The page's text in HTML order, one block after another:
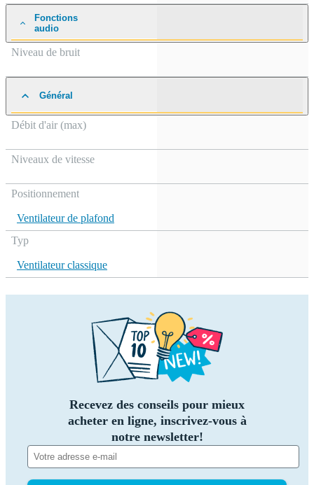
Fonctions
audio
Niveau de bruit
Général
Débit d'air (max)
Niveaux de vitesse
Positionnement
Ventilateur de plafond
Typ
Ventilateur classique
Recevez des conseils pour mieux
acheter en ligne, inscrivez-vous à
notre newsletter!